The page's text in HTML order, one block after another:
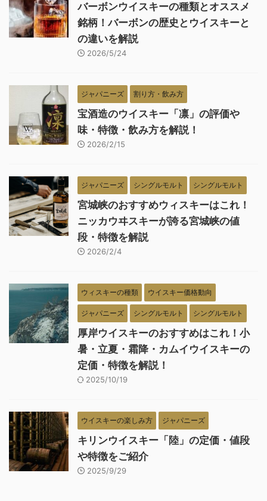
バーボンウイスキーの種類とオススメ
銘柄！バーボンの歴史とウイスキーと
の違いを解説
2026/5/24
ジャパニーズ 割り方・飲み方
宝酒造のウイスキー「凛」の評価や
味・特徴・飲み方を解説！
2026/2/15
ジャパニーズ シングルモルト シングルモルト
宮城峡のおすすめウィスキーはこれ！
ニッカウヰスキーが誇る宮城峡の値
段・特徴を解説
2026/2/4
ウィスキーの種類 ウイスキー価格動向
ジャパニーズ シングルモルト シングルモルト
厚岸ウイスキーのおすすめはこれ！小
暑・立夏・霜降・カムイウイスキーの
定価・特徴を解説！
2025/10/19
ウイスキーの楽しみ方 ジャパニーズ
キリンウイスキー「陸」の定価・値段
や特徴をご紹介
2025/9/29